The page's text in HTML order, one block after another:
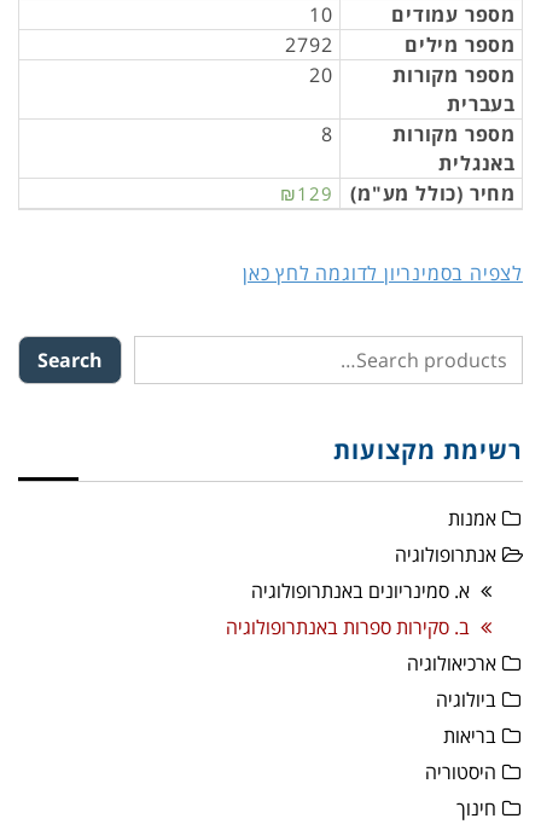
מספר עמודים
10
מספר מילים
2792
מספר מקורות
בעברית
20
מספר מקורות
באנגלית
8
מחיר (כולל מע"מ) ₪129
לצפיה בסמינריון לדוגמה לחץ כאן
Search
רשימת מקצועות
אמנות
אנתרופולוגיה
א. סמינריונים באנתרופולוגיה
ב. סקירות ספרות באנתרופולוגיה
ארכיאולוגיה
ביולוגיה
בריאות
היסטוריה
חינוך